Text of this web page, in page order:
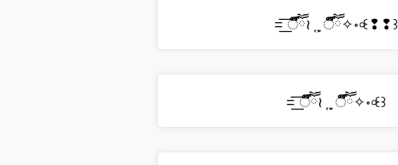
=͟͟͞͞ ऀืົཽ≀ ͔ ͕̮ ऀืົཽ✧॰৹꒰❢❢꒱
=͟͟͞͞ ऀืົཽ≀ ͔ ͕̮ ऀืົཽ✧॰৹꒰꒱